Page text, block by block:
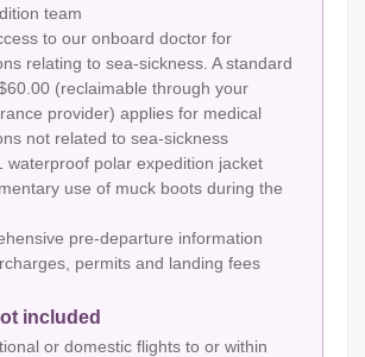
team
to our onboard doctor for
relating to sea-sickness. A standard
(reclaimable through your
provider) applies for medical
not related to sea-sickness
waterproof polar expedition jacket
use of muck boots during the
pre-departure information
permits and landing fees
included
or domestic flights to or within